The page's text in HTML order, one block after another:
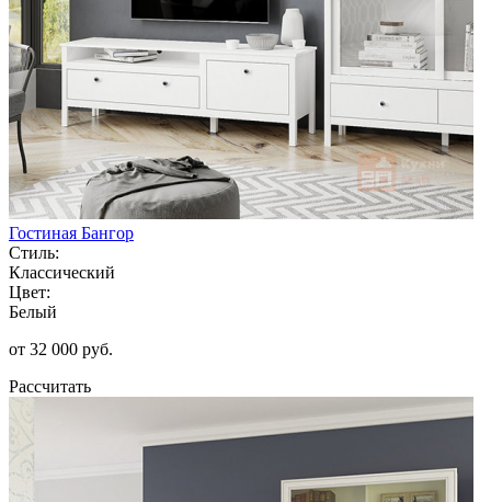
Гостиная Бангор
Стиль:
Классический
Цвет:
Белый
от 32 000 руб.
Рассчитать